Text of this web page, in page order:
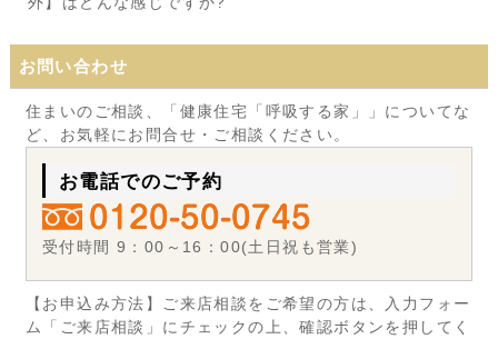
お問い合わせ
住まいのご相談、「健康住宅「呼吸する家」」についてな
ど、お気軽にお問合せ・ご相談ください。
お電話でのご予約
受付時間 9：00～16：00(土日祝も営業)
【お申込み方法】ご来店相談をご希望の方は、入力フォー
ム「ご来店相談」にチェックの上、確認ボタンを押してく